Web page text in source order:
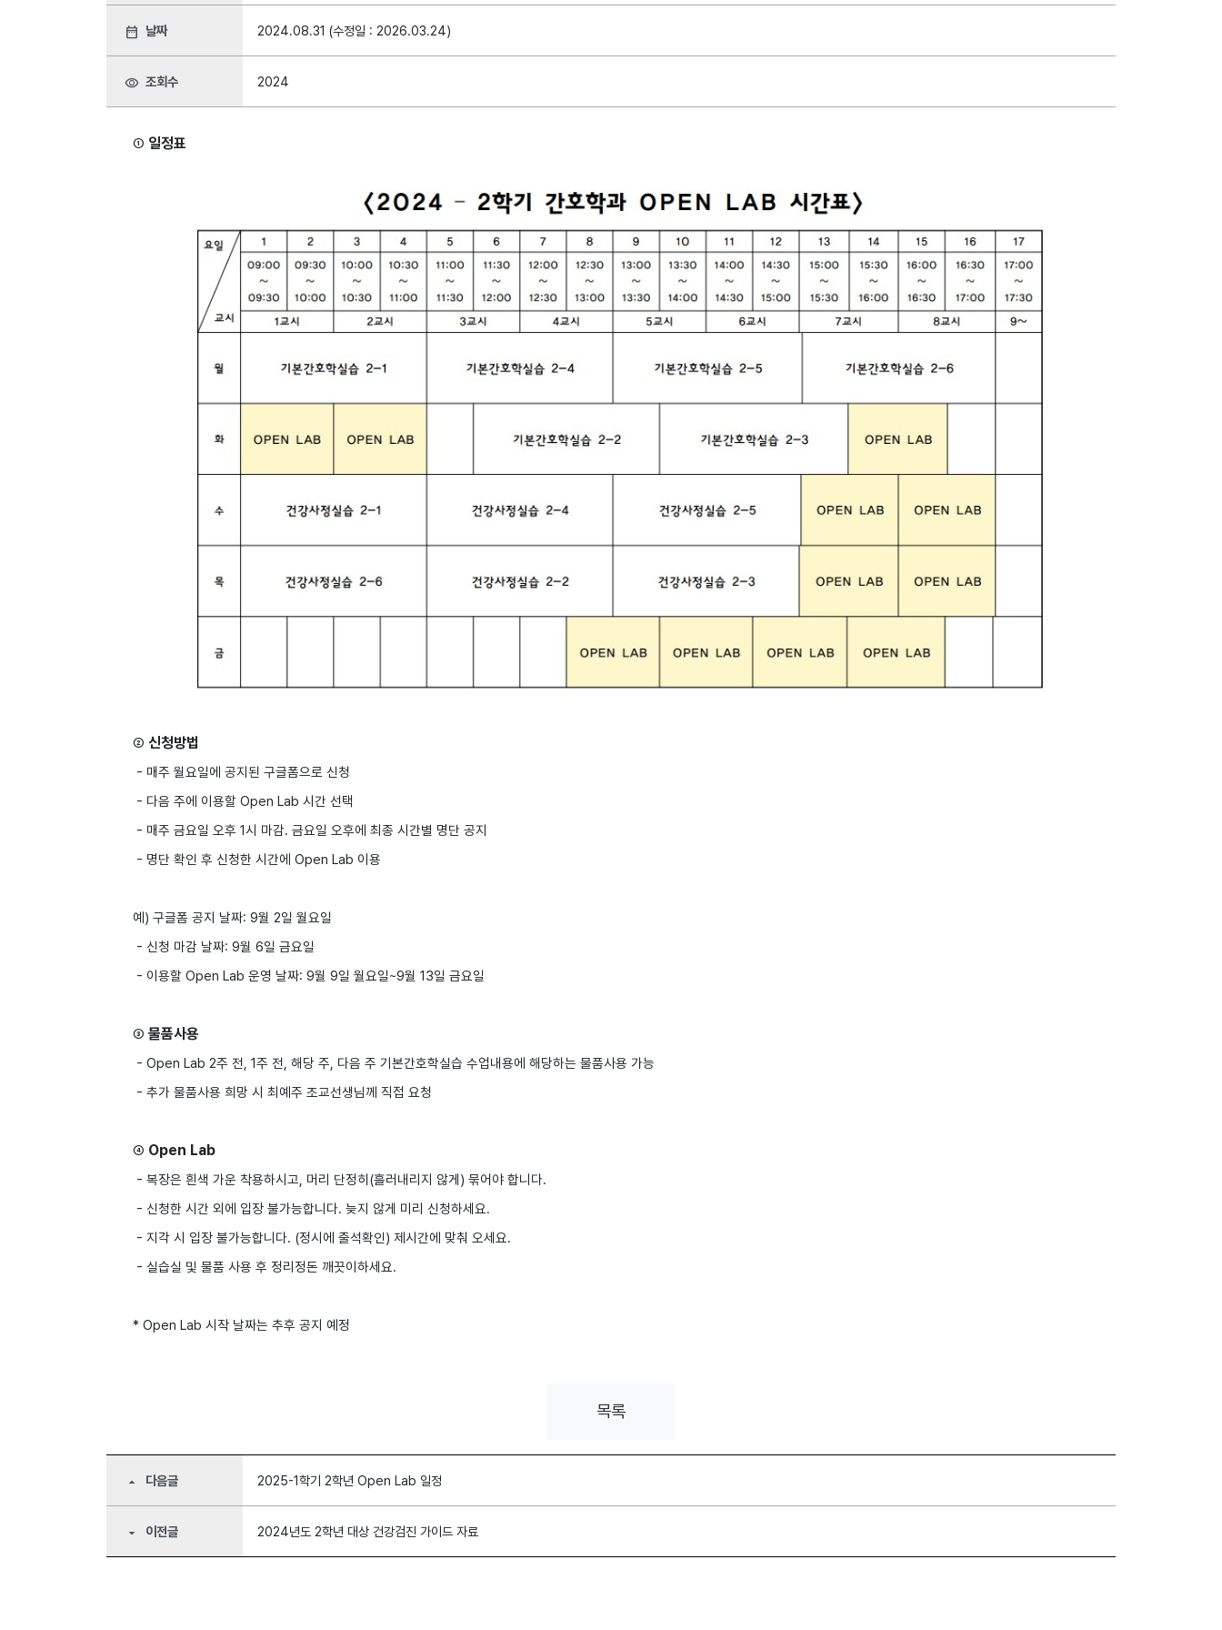
date_range 날짜 2024.08.31 (수정일 : 2026.03.24)
visibility 조회수 2024
① 일정표
② 신청방법
- 매주 월요일에 공지된 구글폼으로 신청
- 다음 주에 이용할 Open Lab 시간 선택
- 매주 금요일 오후 1시 마감. 금요일 오후에 최종 시간별 명단 공지
- 명단 확인 후 신청한 시간에 Open Lab 이용
예) 구글폼 공지 날짜: 9월 2일 월요일
- 신청 마감 날짜: 9월 6일 금요일
- 이용할 Open Lab 운영 날짜: 9월 9일 월요일~9월 13일 금요일
③ 물품사용
- Open Lab 2주 전, 1주 전, 해당 주, 다음 주 기본간호학실습 수업내용에 해당하는 물품사용 가능
- 추가 물품사용 희망 시 최예주 조교선생님께 직접 요청
④ Open Lab
- 복장은 흰색 가운 착용하시고, 머리 단정히(흘러내리지 않게) 묶어야 합니다.
- 신청한 시간 외에 입장 불가능합니다. 늦지 않게 미리 신청하세요.
- 지각 시 입장 불가능합니다. (정시에 출석확인) 제시간에 맞춰 오세요.
- 실습실 및 물품 사용 후 정리정돈 깨끗이하세요.
* Open Lab 시작 날짜는 추후 공지 예정
목록
arrow_drop_up 다음글 2025-1학기 2학년 Open Lab 일정
arrow_drop_down 이전글 2024년도 2학년 대상 건강검진 가이드 자료